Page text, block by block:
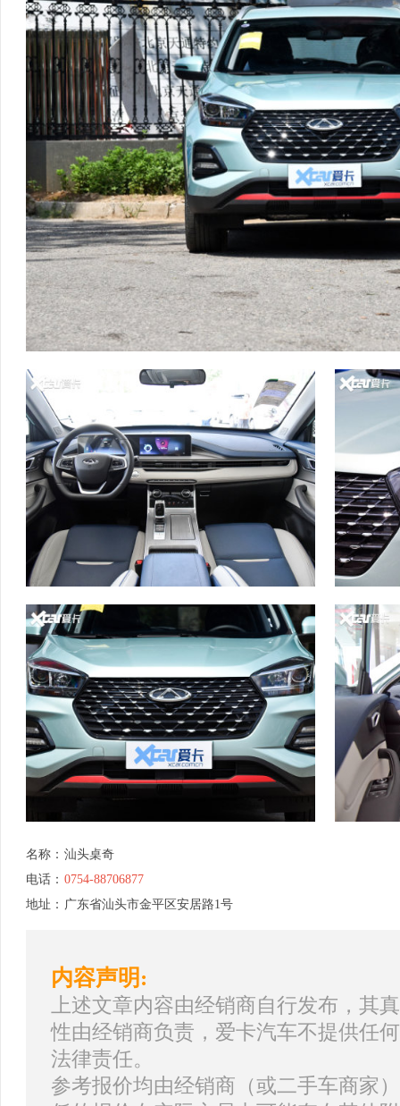
名称： 汕头桌奇
电话： 0754-88706877
地址： 广东省汕头市金平区安居路1号
内容声明:
上述文章内容由经销商自行发布，其
性由经销商负责，爱卡汽车不提供任
法律责任。
参考报价均由经销商（或二手车商家